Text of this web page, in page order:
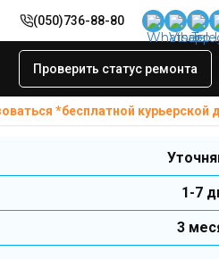
(050)736-88-80
Проверить статус ремонта
*бесплатной курьерской
станции Make
AC, DC,
станции
1-7
3